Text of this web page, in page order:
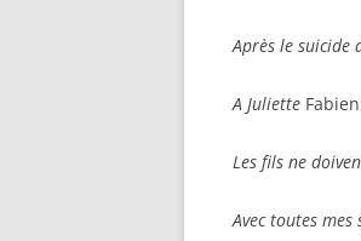
Après le suicide
A Juliette
Les fils ne
Avec toutes mes